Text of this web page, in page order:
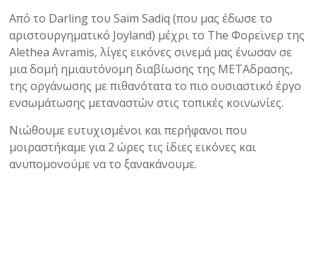
Από το Darling του Saim Sadiq (που μας έδωσε το
αριστουργηματικό Joyland) μέχρι το The Φορεϊνερ της
Alethea Avramis, λίγες εικόνες σινεμά μας ένωσαν σε
μια δομή ημιαυτόνομη διαβίωσης της ΜΕΤΑδρασης,
της οργάνωσης με πιθανότατα το πιο ουσιαστικό έργο
ενσωμάτωσης μεταναστών στις τοπικές κοινωνίες.
Νιώθουμε ευτυχισμένοι και περήφανοι που
μοιραστήκαμε για 2 ώρες τις ίδιες εικόνες και
ανυπομονούμε να το ξανακάνουμε.